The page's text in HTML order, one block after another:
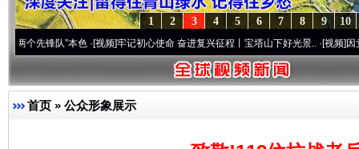
10
9
8
7
6
5
4
3
2
1
”本色·[视频]牢记初心使命 奋进复兴征程丨宝塔山下好光景..·[视频]因党而生 为党
首页 » 公众形象展示